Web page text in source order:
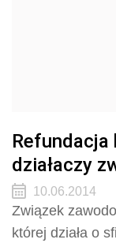
działaczy
10.06.2014
Związek
której działa o